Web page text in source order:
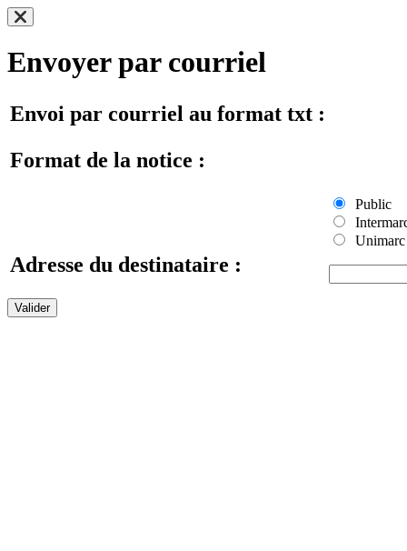
Envoyer par courriel
Envoi par courriel au format txt :
Format de la notice :
Public
Unimarc
Adresse du destinataire :